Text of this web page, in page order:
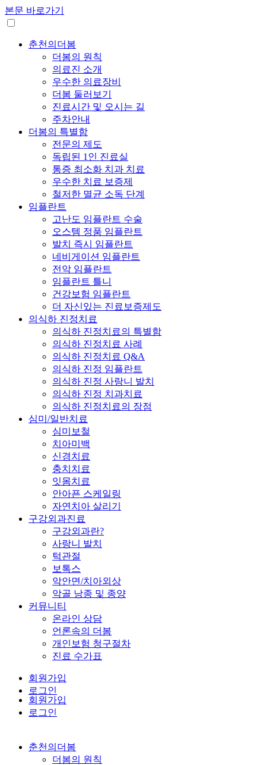
본문 바로가기
춘천의더봄
더봄의 원칙
의료진 소개
우수한 의료장비
더봄 둘러보기
진료시간 및 오시는 길
주차안내
더봄의 특별함
전문의 제도
독립된 1인 진료실
통증 최소화 치과 치료
우수한 치료 보증제
철저한 멸균 소독 단계
임플란트
고난도 임플란트 수술
오스템 정품 임플란트
발치 즉시 임플란트
네비게이션 임플란트
전악 임플란트
임플란트 틀니
건강보험 임플란트
더 자신있는 진료보증제도
의식하 진정치료
의식하 진정치료의 특별함
의식하 진정치료 사례
의식하 진정치료 Q&A
의식하 진정 임플란트
의식하 진정 사랑니 발치
의식하 진정 치과치료
의식하 진정치료의 장점
심미/일반치료
심미보철
치아미백
신경치료
충치치료
잇몸치료
안아픈 스케일링
자연치아 살리기
구강외과진료
구강외과란?
사랑니 발치
턱관절
보톡스
악안면/치아외상
악골 낭종 및 종양
커뮤니티
온라인 상담
언론속의 더봄
개인보험 청구절차
진료 수가표
회원가입
로그인
회원가입
로그인
춘천의더봄
더봄의 원칙